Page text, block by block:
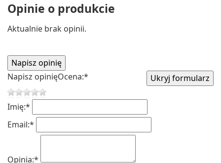
Opinie o produkcie
Aktualnie brak opinii.
Napisz opinięOcena:*
Imię:*
Email:*
Opinia:*